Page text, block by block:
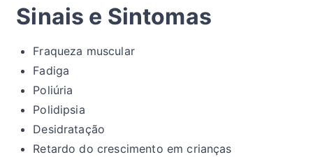
Sinais e Sintomas
Fraqueza muscular
Fadiga
Poliúria
Polidipsia
Desidratação
Retardo do crescimento em crianças